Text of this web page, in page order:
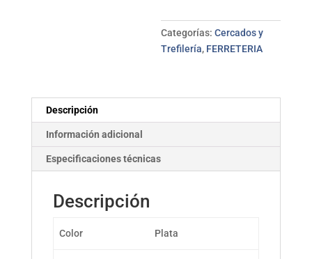
cantidad
Categorías:Cercados y
Trefilería, FERRETERIA
Descripción
Información adicional
Especificaciones técnicas
Descripción
Color Plata